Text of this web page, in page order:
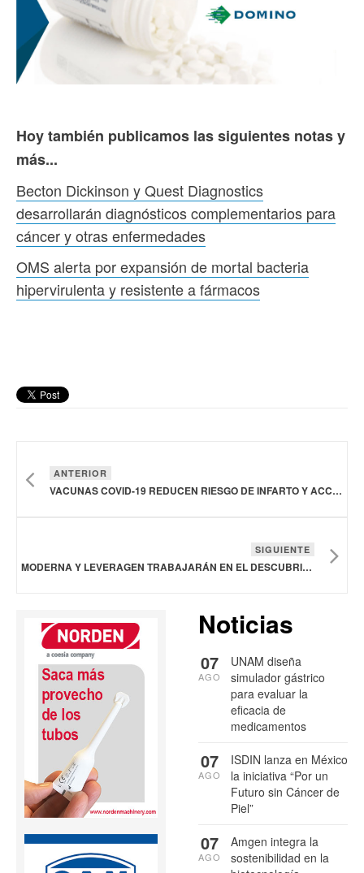
Hoy también publicamos las siguientes notas y
más...
Becton Dickinson y Quest Diagnostics
desarrollarán diagnósticos complementarios para
cáncer y otras enfermedades
OMS alerta por expansión de mortal bacteria
hipervirulenta y resistente a fármacos
ANTERIOR
VACUNAS COVID-19 REDUCEN RIESGO DE INFARTO Y ACCIDENTES CEREBROVASCULARES: ESTUDIO
SIGUIENTE
MODERNA Y LEVERAGEN TRABAJARÁN EN EL DESCUBRIMIENTO DE ANTICUERPOS DE DOMINIO ÚNICO
Noticias
UNAM diseña
simulador gástrico
para evaluar la
eficacia de
medicamentos
07
AGO
ISDIN lanza en México
la iniciativa “Por un
Futuro sin Cáncer de
Piel”
07
AGO
Amgen integra la
sostenibilidad en la
07
AGO